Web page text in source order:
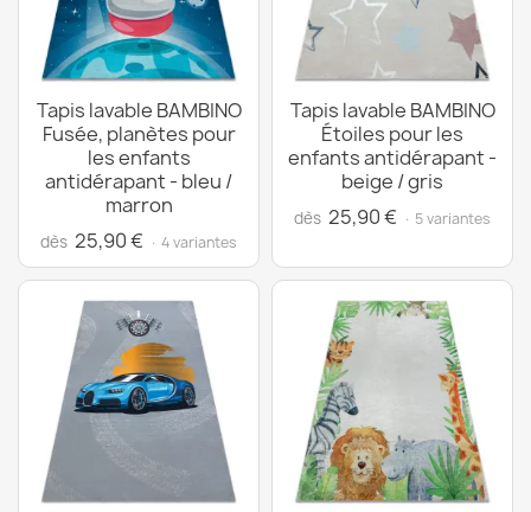
Tapis lavable BAMBINO
Fusée, planètes pour
les enfants
antidérapant - bleu /
marron
dès 25,90 € · 4 variantes
Tapis lavable BAMBINO
Étoiles pour les
enfants antidérapant -
beige / gris
dès 25,90 € · 5 variantes